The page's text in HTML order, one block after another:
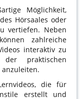
Möglichkeit,
Hörsaales oder
vertiefen. Neben
zahlreiche
interaktiv zu
praktischen
die für
erstellt und